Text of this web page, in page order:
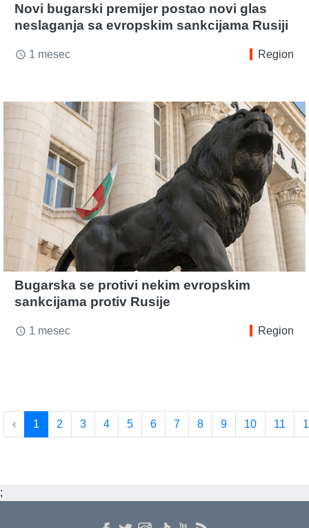
Novi bugarski premijer postao novi glas
neslaganja sa evropskim sankcijama Rusiji
access_time 1 mesec Region
Bugarska se protivi nekim evropskim
sankcijama protiv Rusije
access_time 1 mesec Region
‹ 1 2 3 4 5 6 7 8 9 10 11
;